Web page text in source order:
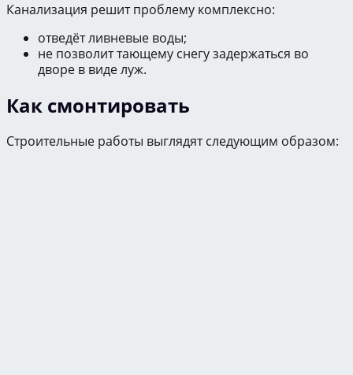
Канализация решит проблему комплексно:
отведёт ливневые воды;
не позволит тающему снегу задержаться во
дворе в виде луж.
Как смонтировать
Строительные работы выглядят следующим образом: